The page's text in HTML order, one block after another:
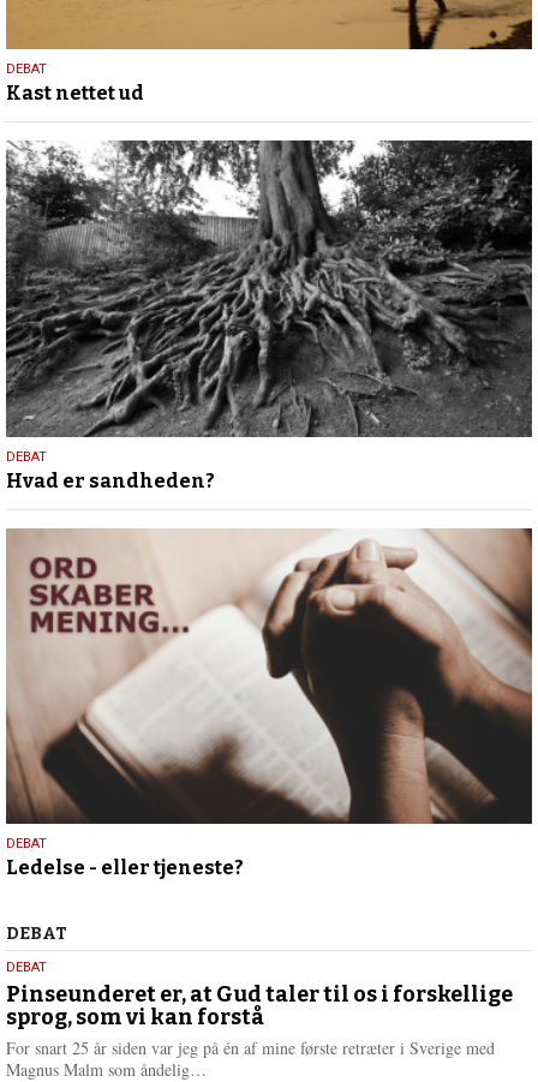
7.
maj
2026
DEBAT
Kast nettet ud
23.
april
2026
DEBAT
Hvad er sandheden?
9.
april
DEBAT
Ledelse - eller tjeneste?
Debat
DEBAT
5.
august
2026
DEBAT
Pinseunderet er, at Gud taler til os i forskellige
sprog, som vi kan forstå
For snart 25 år siden var jeg på én af mine første retræter i Sverige med
Magnus Malm som åndelig…